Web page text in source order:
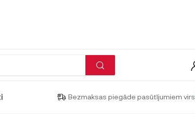
Bezmaksas piegāde pasūtījumiem virs